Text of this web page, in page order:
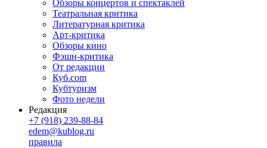
Обзоры концертов и спектаклей
Театральная критика
Литературная критика
Арт-критика
Обзоры кино
Фэшн-критика
От редакции
Куб.com
Кубтуризм
Фото недели
Редакция
+7 (918) 239-88-84
edem@kublog.ru
правила